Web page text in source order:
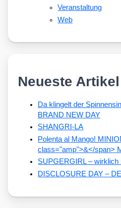
Veranstaltung
Web
Neueste Artikel
Da klingelt der
BRAND NEW DAY
SHANGRI-LA
Polenta al Mango!
class="amp">&</span>
SUPGERGIRL – wirklich
DISCLOSURE DAY –